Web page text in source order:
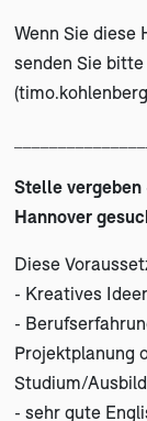
Wenn Sie diese
senden Sie
(
Stelle vergeben
Hannover
Diese
- Kreatives
-
Projektplanung
Studium/
- sehr gute